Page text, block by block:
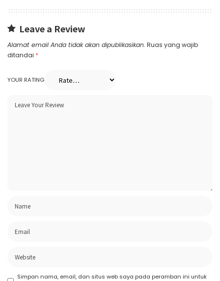
Leave a Review
Alamat email Anda tidak akan dipublikasikan. Ruas yang wajib
ditandai *
YOUR RATING
Simpan nama, email, dan situs web saya pada peramban ini untuk